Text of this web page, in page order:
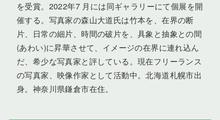
を受賞。2022年7 月には同ギャラリーにて個展を開
催する。写真家の森山大道氏は竹本を、在界の断
片、日常の細片、時間の破片を、具象と抽象との間
(あわい)に昇華させて、イメージの在界に連れ込ん
だ、希少な写真家と評している。現在フリーランス
の写真家、映像作家として活動中。北海道札幌市出
身。神奈川県鎌倉市在住。